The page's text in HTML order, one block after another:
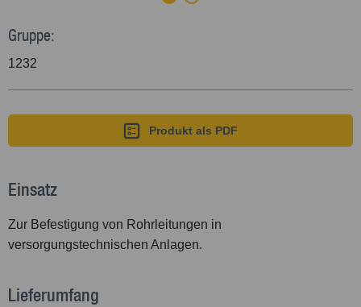
Gruppe:
1232
Produkt als PDF
Einsatz
Zur Befestigung von Rohrleitungen in
versorgungstechnischen Anlagen.
Lieferumfang